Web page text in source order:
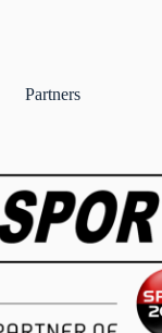
Partners